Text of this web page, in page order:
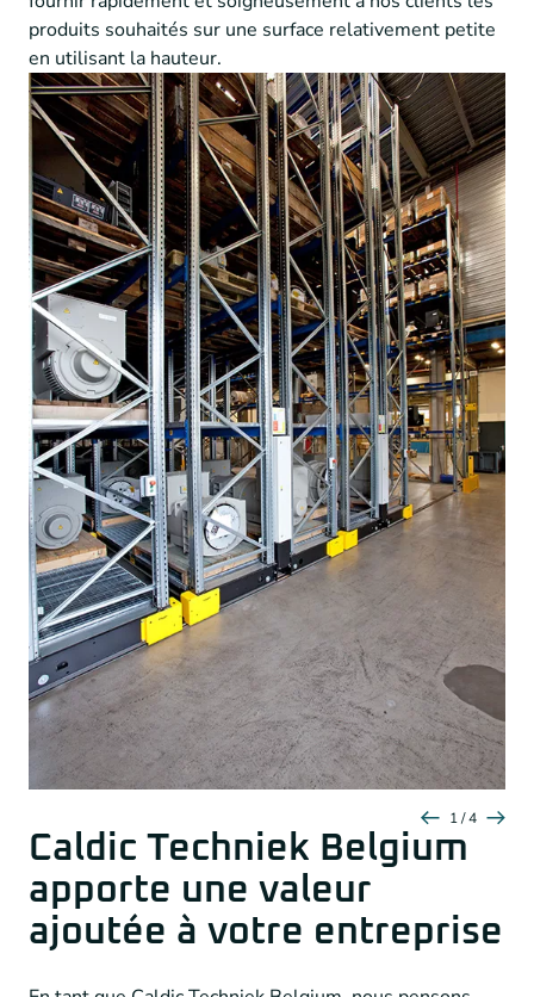
produits souhaités sur une surface relativement petite
en utilisant la hauteur.
1 / 4
Caldic Techniek Belgium
apporte une valeur
ajoutée à votre entreprise